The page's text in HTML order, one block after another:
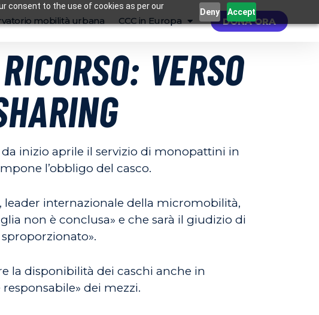
consent to the use of cookies as per our
Deny Accept
mobilità urbana CCC in Europa DONA ORA
VERSO
inizio aprile il servizio di monopattini in
l’obbligo del casco.
leader internazionale della micromobilità,
non è conclusa» e che sarà il giudizio di
la disponibilità dei caschi anche in
dei mezzi.